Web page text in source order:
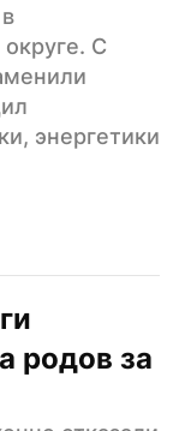
С
энергетики
родов за